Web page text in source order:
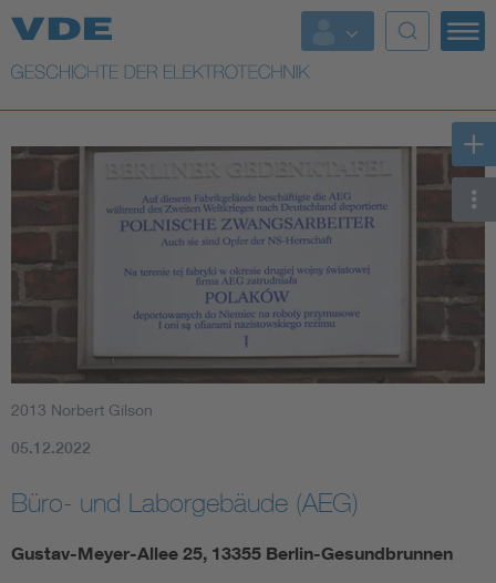
Top Themen
Weitere Themen
2013 Norbert Gilson
05.12.2022
Büro- und Laborgebäude (AEG)
Gustav-Meyer-Allee 25, 13355 Berlin-Gesundbrunnen